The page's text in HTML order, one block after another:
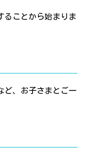
ることから始まりま
ど、お子さまとご一